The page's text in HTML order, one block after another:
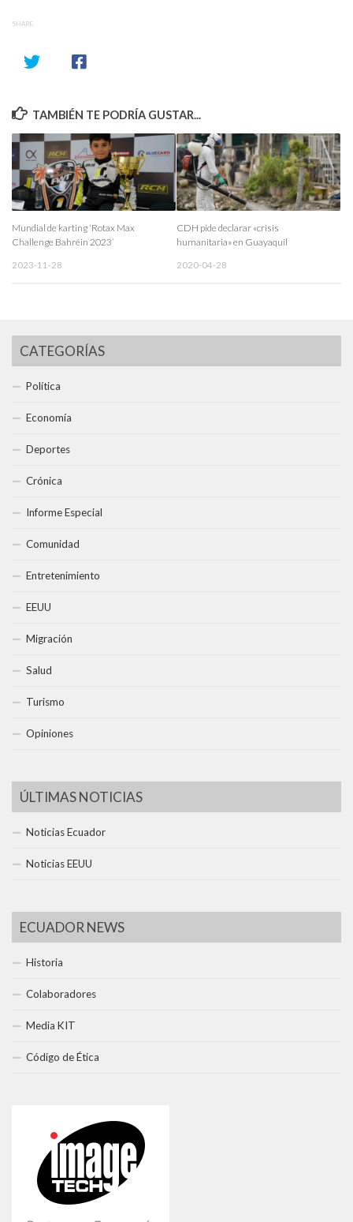
SHARE
TAMBIÉN TE PODRÍA GUSTAR...
Mundial de karting ‘Rotax Max
Challenge Bahréin 2023’
2023-11-28
CDH pide declarar «crisis
humanitaria» en Guayaquil
2020-04-28
CATEGORÍAS
Política
Economía
Deportes
Crónica
Informe Especial
Comunidad
Entretenimiento
EEUU
Migración
Salud
Turismo
Opiniones
ÚLTIMAS NOTICIAS
Noticias Ecuador
Noticias EEUU
ECUADOR NEWS
Historia
Colaboradores
Media KIT
Código de Ética